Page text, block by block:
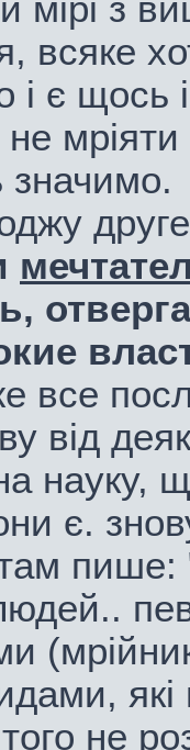
мірі з
всяке
і є щось
не
все
від
науку,
є.
пише:
які
не